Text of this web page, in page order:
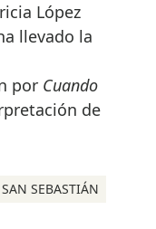
López
llevado la
por Cuando
de
SEBASTIÁN